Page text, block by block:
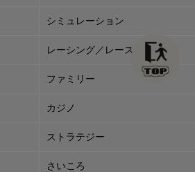
シミュレーション
レーシング／レース
ファミリー
カジノ
ストラテジー
さいころ